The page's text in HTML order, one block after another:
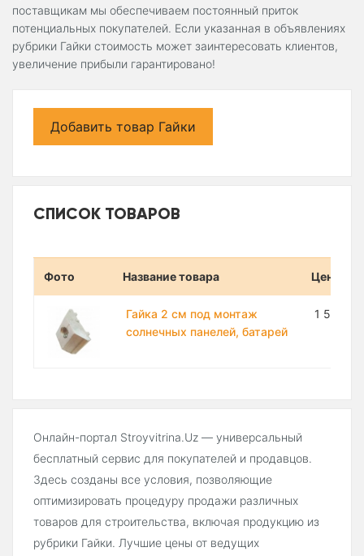
поставщикам мы обеспечиваем постоянный приток
потенциальных покупателей. Если указанная в объявлениях
рубрики Гайки стоимость может заинтересовать клиентов,
увеличение прибыли гарантировано!
Добавить товар Гайки
СПИСОК ТОВАРОВ
Фото Название товара Цена
Гайка 2 см под монтаж
солнечных панелей, батарей
1 500
Онлайн-портал Stroyvitrina.Uz — универсальный
бесплатный сервис для покупателей и продавцов.
Здесь созданы все условия, позволяющие
оптимизировать процедуру продажи различных
товаров для строительства, включая продукцию из
рубрики Гайки. Лучшие цены от ведущих